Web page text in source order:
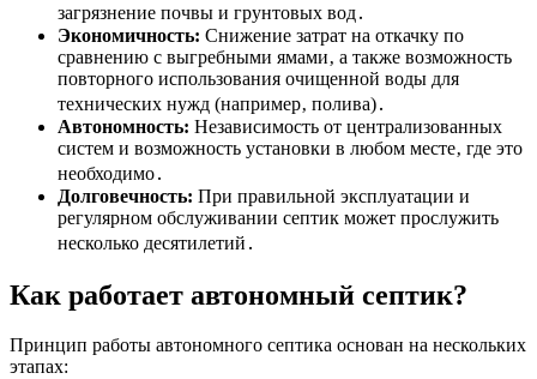
загрязнение почвы и грунтовых вод․
Экономичность: Снижение затрат на откачку по
сравнению с выгребными ямами‚ а также возможность
повторного использования очищенной воды для
технических нужд (например‚ полива)․
Автономность: Независимость от централизованных
систем и возможность установки в любом месте‚ где это
необходимо․
Долговечность: При правильной эксплуатации и
регулярном обслуживании септик может прослужить
несколько десятилетий․
Как работает автономный септик?
Принцип работы автономного септика основан на нескольких
этапах: